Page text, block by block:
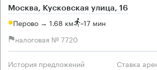
Москва, Кусковская улица, 16
Перово → 1.68 км ~17 мин
налоговая № 7720
История предложений Ставка